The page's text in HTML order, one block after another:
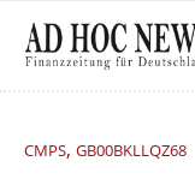
CMPS, GB00BKLLQZ68